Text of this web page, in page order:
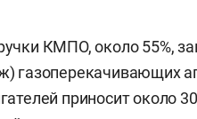
КМПО, около 55%,
газоперекачивающих
приносит около